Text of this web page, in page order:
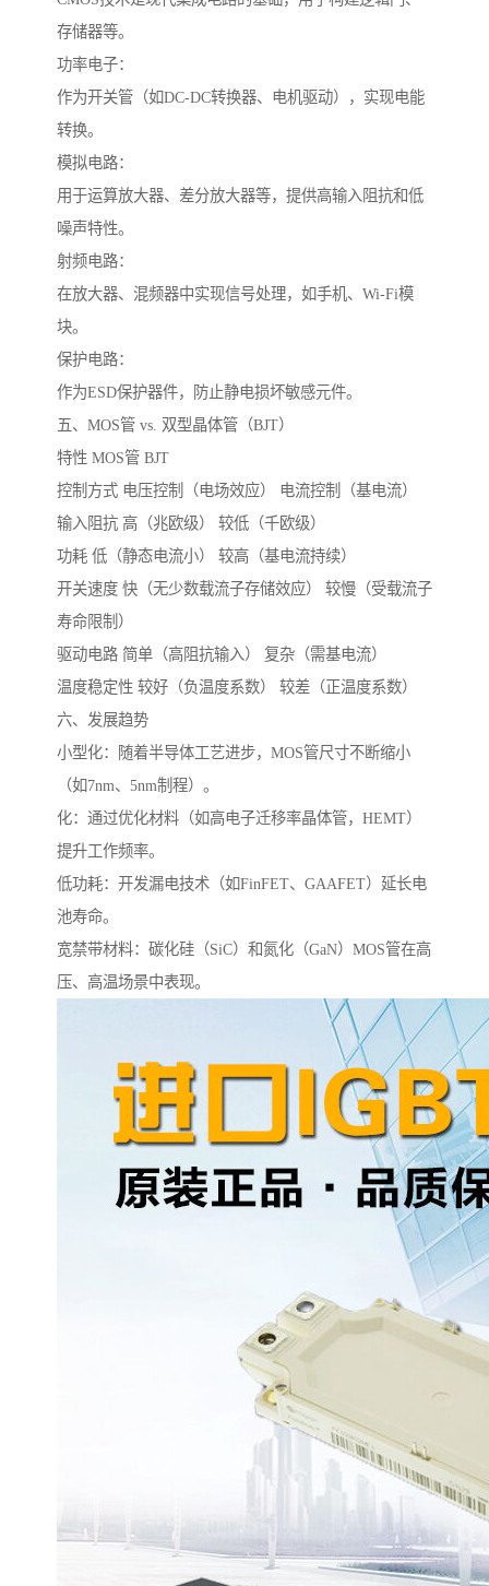
存储器等。
功率电子：
作为开关管（如DC-DC转换器、电机驱动），实现电能
转换。
模拟电路：
用于运算放大器、差分放大器等，提供高输入阻抗和低
噪声特性。
射频电路：
在放大器、混频器中实现信号处理，如手机、Wi-Fi模
块。
保护电路：
作为ESD保护器件，防止静电损坏敏感元件。
五、MOS管 vs. 双型晶体管（BJT）
特性 MOS管 BJT
控制方式 电压控制（电场效应） 电流控制（基电流）
输入阻抗 高（兆欧级） 较低（千欧级）
功耗 低（静态电流小） 较高（基电流持续）
开关速度 快（无少数载流子存储效应） 较慢（受载流子
寿命限制）
驱动电路 简单（高阻抗输入） 复杂（需基电流）
温度稳定性 较好（负温度系数） 较差（正温度系数）
六、发展趋势
小型化：随着半导体工艺进步，MOS管尺寸不断缩小
（如7nm、5nm制程）。
化：通过优化材料（如高电子迁移率晶体管，HEMT）
提升工作频率。
低功耗：开发漏电技术（如FinFET、GAAFET）延长电
池寿命。
宽禁带材料：碳化硅（SiC）和氮化（GaN）MOS管在高
压、高温场景中表现。